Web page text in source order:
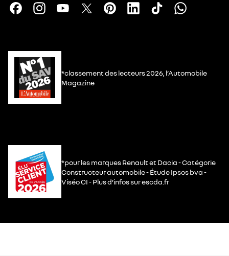
*classement des lecteurs 2026, l’Automobile
Magazine
*pour les marques Renault et Dacia - Catégorie
Constructeur automobile - Étude Ipsos bva -
Viséo CI - Plus d’infos sur escda.fr